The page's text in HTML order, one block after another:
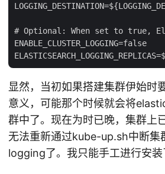
# Optional: When set to true,
ENABLE_CLUSTER_LOGGING=false
显然，当初如果搭建集群伊始时
意义，可能那个时候就会将
群中了。现在为时已晚，集群上
无法重新通过kube-up.sh中断集
logging了。我只能手工进行安装